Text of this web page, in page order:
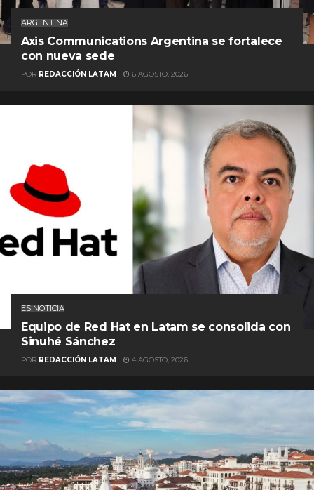
ARGENTINA
Axis Communications Argentina se fortalece
con nueva sede
POR REDACCIÓN LATAM 6 AGOSTO, 2026
ES NOTICIA
Equipo de Red Hat en Latam se consolida con
Sinuhé Sánchez
POR REDACCIÓN LATAM 4 AGOSTO, 2026